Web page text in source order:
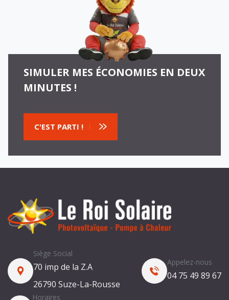
SIMULER MES ÉCONOMIES EN DEUX
MINUTES !
C'EST PARTI !
Siège Social
70 imp de la Z.A
26790 Suze-La-Rousse
Appelez-nous
04 75 49 89 67
Horaires